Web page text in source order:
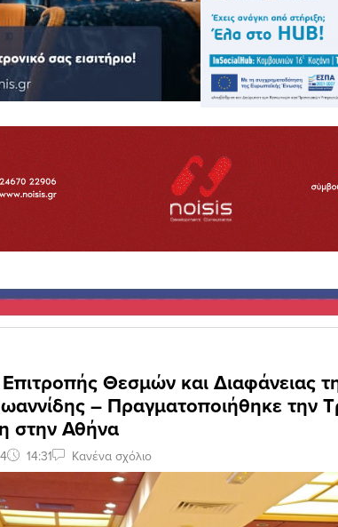
Θεσμών και Διαφάνειας
– Πραγματοποιήθηκε την
στην Αθήνα
14:31 Κανένα σχόλιο